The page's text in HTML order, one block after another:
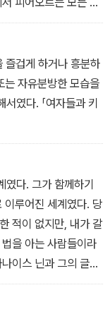
, 의심, 두려움도 홀
헤일리에게 받은 감
의 것들로 대체했으니
은 대로 하면 그만이
즐겁게 하거나 흥분하
는 자유분방한 모습을
였다. 「여자들과 키
였다. 그가 함께하기
이루어진 세계였다. 당
적이 없지만, 내가 갈
을 아는 사람들이라
이스 닌과 그의 글이
를 바라보는 그의 시
속에 존재하는 것이